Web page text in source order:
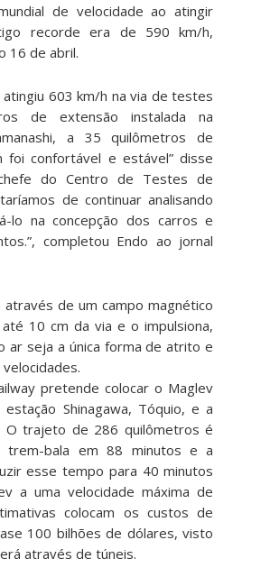
de velocidade ao atingir
recorde era de 590 km/h,
16 de abril.
603 km/h na via de testes
de extensão instalada na
a 35 quilômetros de
foi confortável e estável” disse
do Centro de Testes de
de continuar analisando
lo na concepção dos carros e
completou Endo ao jornal
através de um campo magnético
10 cm da via e o impulsiona,
ar seja a única forma de atrito e
pretende colocar o Maglev
Shinagawa, Tóquio, e a
O trajeto de 286 quilômetros é
trem-bala em 88 minutos e a
esse tempo para 40 minutos
a uma velocidade máxima de
colocam os custos de
100 bilhões de dólares, visto
através de túneis.